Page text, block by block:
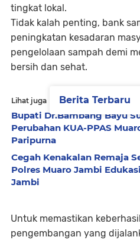
tingkat lokal.
Tidak kalah penting, bank
peningkatan kesadaran
pengelolaan sampah demi
bersih dan sehat.
Lihat juga
Bupati Dr.Bambang Bayu
Perubahan KUA-PPAS
Paripurna
Cegah Kenakalan Remaja
Polres Muaro Jambi
Jambi
Untuk memastikan
pengembangan yang
Berita Terbaru